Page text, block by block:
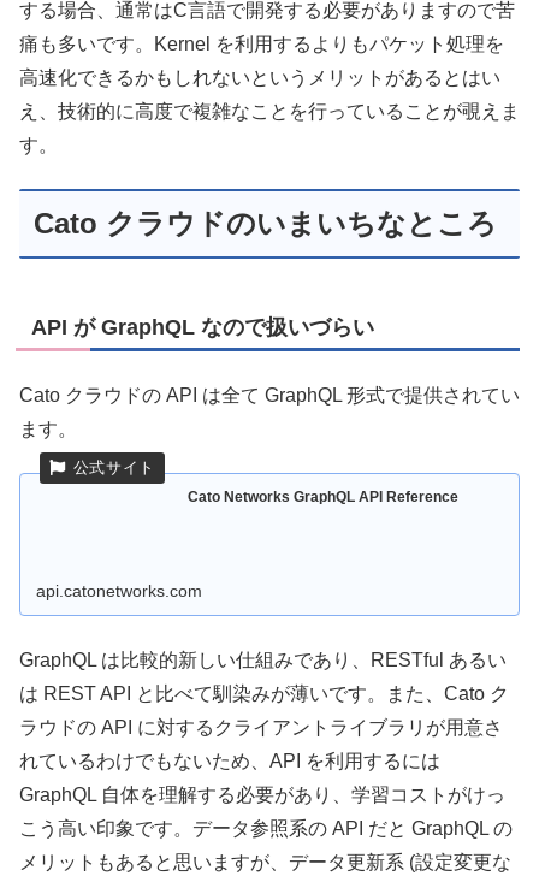
する場合、通常はC言語で開発する必要がありますので苦
痛も多いです。Kernel を利用するよりもパケット処理を
高速化できるかもしれないというメリットがあるとはい
え、技術的に高度で複雑なことを行っていることが覗えま
す。
Cato クラウドのいまいちなところ
API が GraphQL なので扱いづらい
Cato クラウドの API は全て GraphQL 形式で提供されてい
ます。
Cato Networks GraphQL API Reference
api.catonetworks.com
GraphQL は比較的新しい仕組みであり、RESTful あるい
は REST API と比べて馴染みが薄いです。また、Cato ク
ラウドの API に対するクライアントライブラリが用意さ
れているわけでもないため、API を利用するには
GraphQL 自体を理解する必要があり、学習コストがけっ
こう高い印象です。データ参照系の API だと GraphQL の
メリットもあると思いますが、データ更新系 (設定変更な